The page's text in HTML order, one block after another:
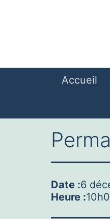
Accueil
Date :6
Heure :